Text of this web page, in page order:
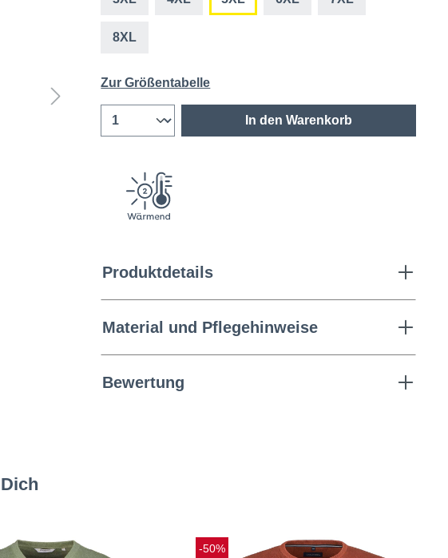
8XL
Zur Größentabelle
In den Warenkorb
Produktdetails
Material und Pflegehinweise
Bewertung
-50%